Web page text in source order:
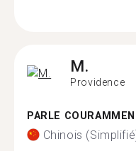
M.
Providence
PARLE
Chinois